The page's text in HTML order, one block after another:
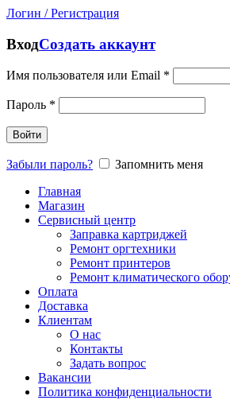
Логин / Регистрация
ВходСоздать аккаунт
Имя пользователя или Email *
Пароль *
Войти
Забыли пароль?
Запомнить меня
Главная
Магазин
Сервисный центр
Заправка картриджей
Ремонт оргтехники
Ремонт принтеров
Ремонт климатического
Оплата
Доставка
Клиентам
О нас
Контакты
Задать вопрос
Вакансии
Политика конфиденциальности